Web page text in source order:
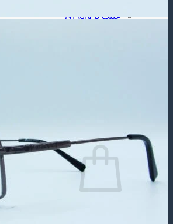
عینک پروانه ای